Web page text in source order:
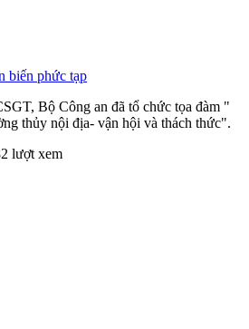
biến phức tạp
Bộ Công an đã tổ chức tọa đàm "
thủy nội địa- vận hội và thách thức".
lượt xem